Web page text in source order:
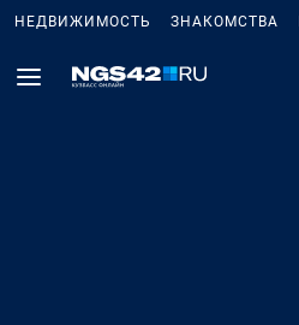
НЕДВИЖИМОСТЬ ЗНАКОМСТВА